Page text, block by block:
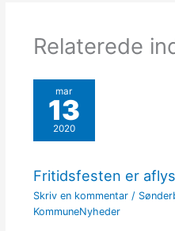
Relaterede
mar
13
2020
Fritidsfesten er
Skriv en kommentar /
KommuneNyheder